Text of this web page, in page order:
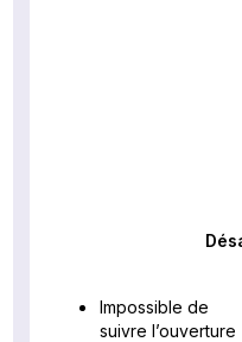
Impossible de
suivre l’ouverture